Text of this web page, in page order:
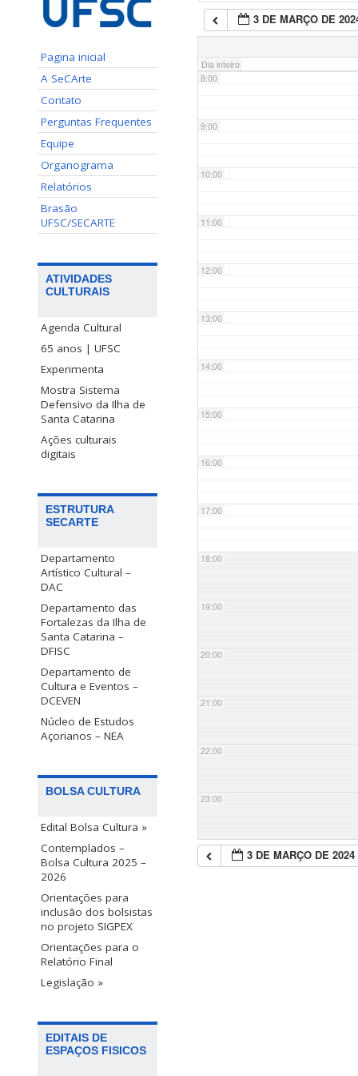
Pagina inicial
A SeCArte
Contato
Perguntas Frequentes
Equipe
Organograma
Relatórios
Brasão
UFSC/SECARTE
ATIVIDADES
CULTURAIS
Agenda Cultural
65 anos | UFSC
Experimenta
Mostra Sistema
Defensivo da Ilha de
Santa Catarina
Ações culturais
digitais
ESTRUTURA
SECARTE
Departamento
Artístico Cultural –
DAC
Departamento das
Fortalezas da Ilha de
Santa Catarina –
DFISC
Departamento de
Cultura e Eventos –
DCEVEN
Núcleo de Estudos
Açorianos – NEA
BOLSA CULTURA
Edital Bolsa Cultura »
Contemplados –
Bolsa Cultura 2025 –
2026
Orientações para
inclusão dos bolsistas
no projeto SIGPEX
Orientações para o
Relatório Final
Legislação »
EDITAIS DE
ESPAÇOS FISICOS
3 DE MARÇO DE
Dia inteiro
7:00
8:00
9:00
10:00
11:00
12:00
13:00
14:00
15:00
16:00
17:00
18:00
19:00
20:00
21:00
22:00
23:00
3 DE MARÇO DE 2024